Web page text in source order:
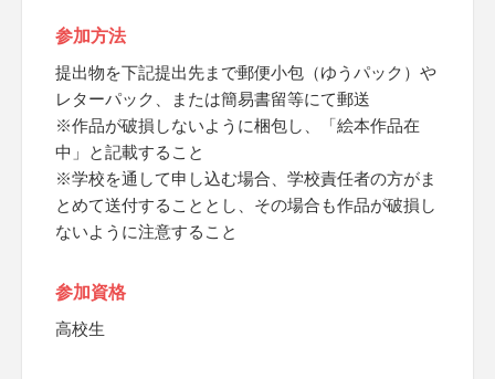
参加方法
提出物を下記提出先まで郵便小包（ゆうパック）や
レターパック、または簡易書留等にて郵送
※作品が破損しないように梱包し、「絵本作品在
中」と記載すること
※学校を通して申し込む場合、学校責任者の方がま
とめて送付することとし、その場合も作品が破損し
ないように注意すること
参加資格
高校生